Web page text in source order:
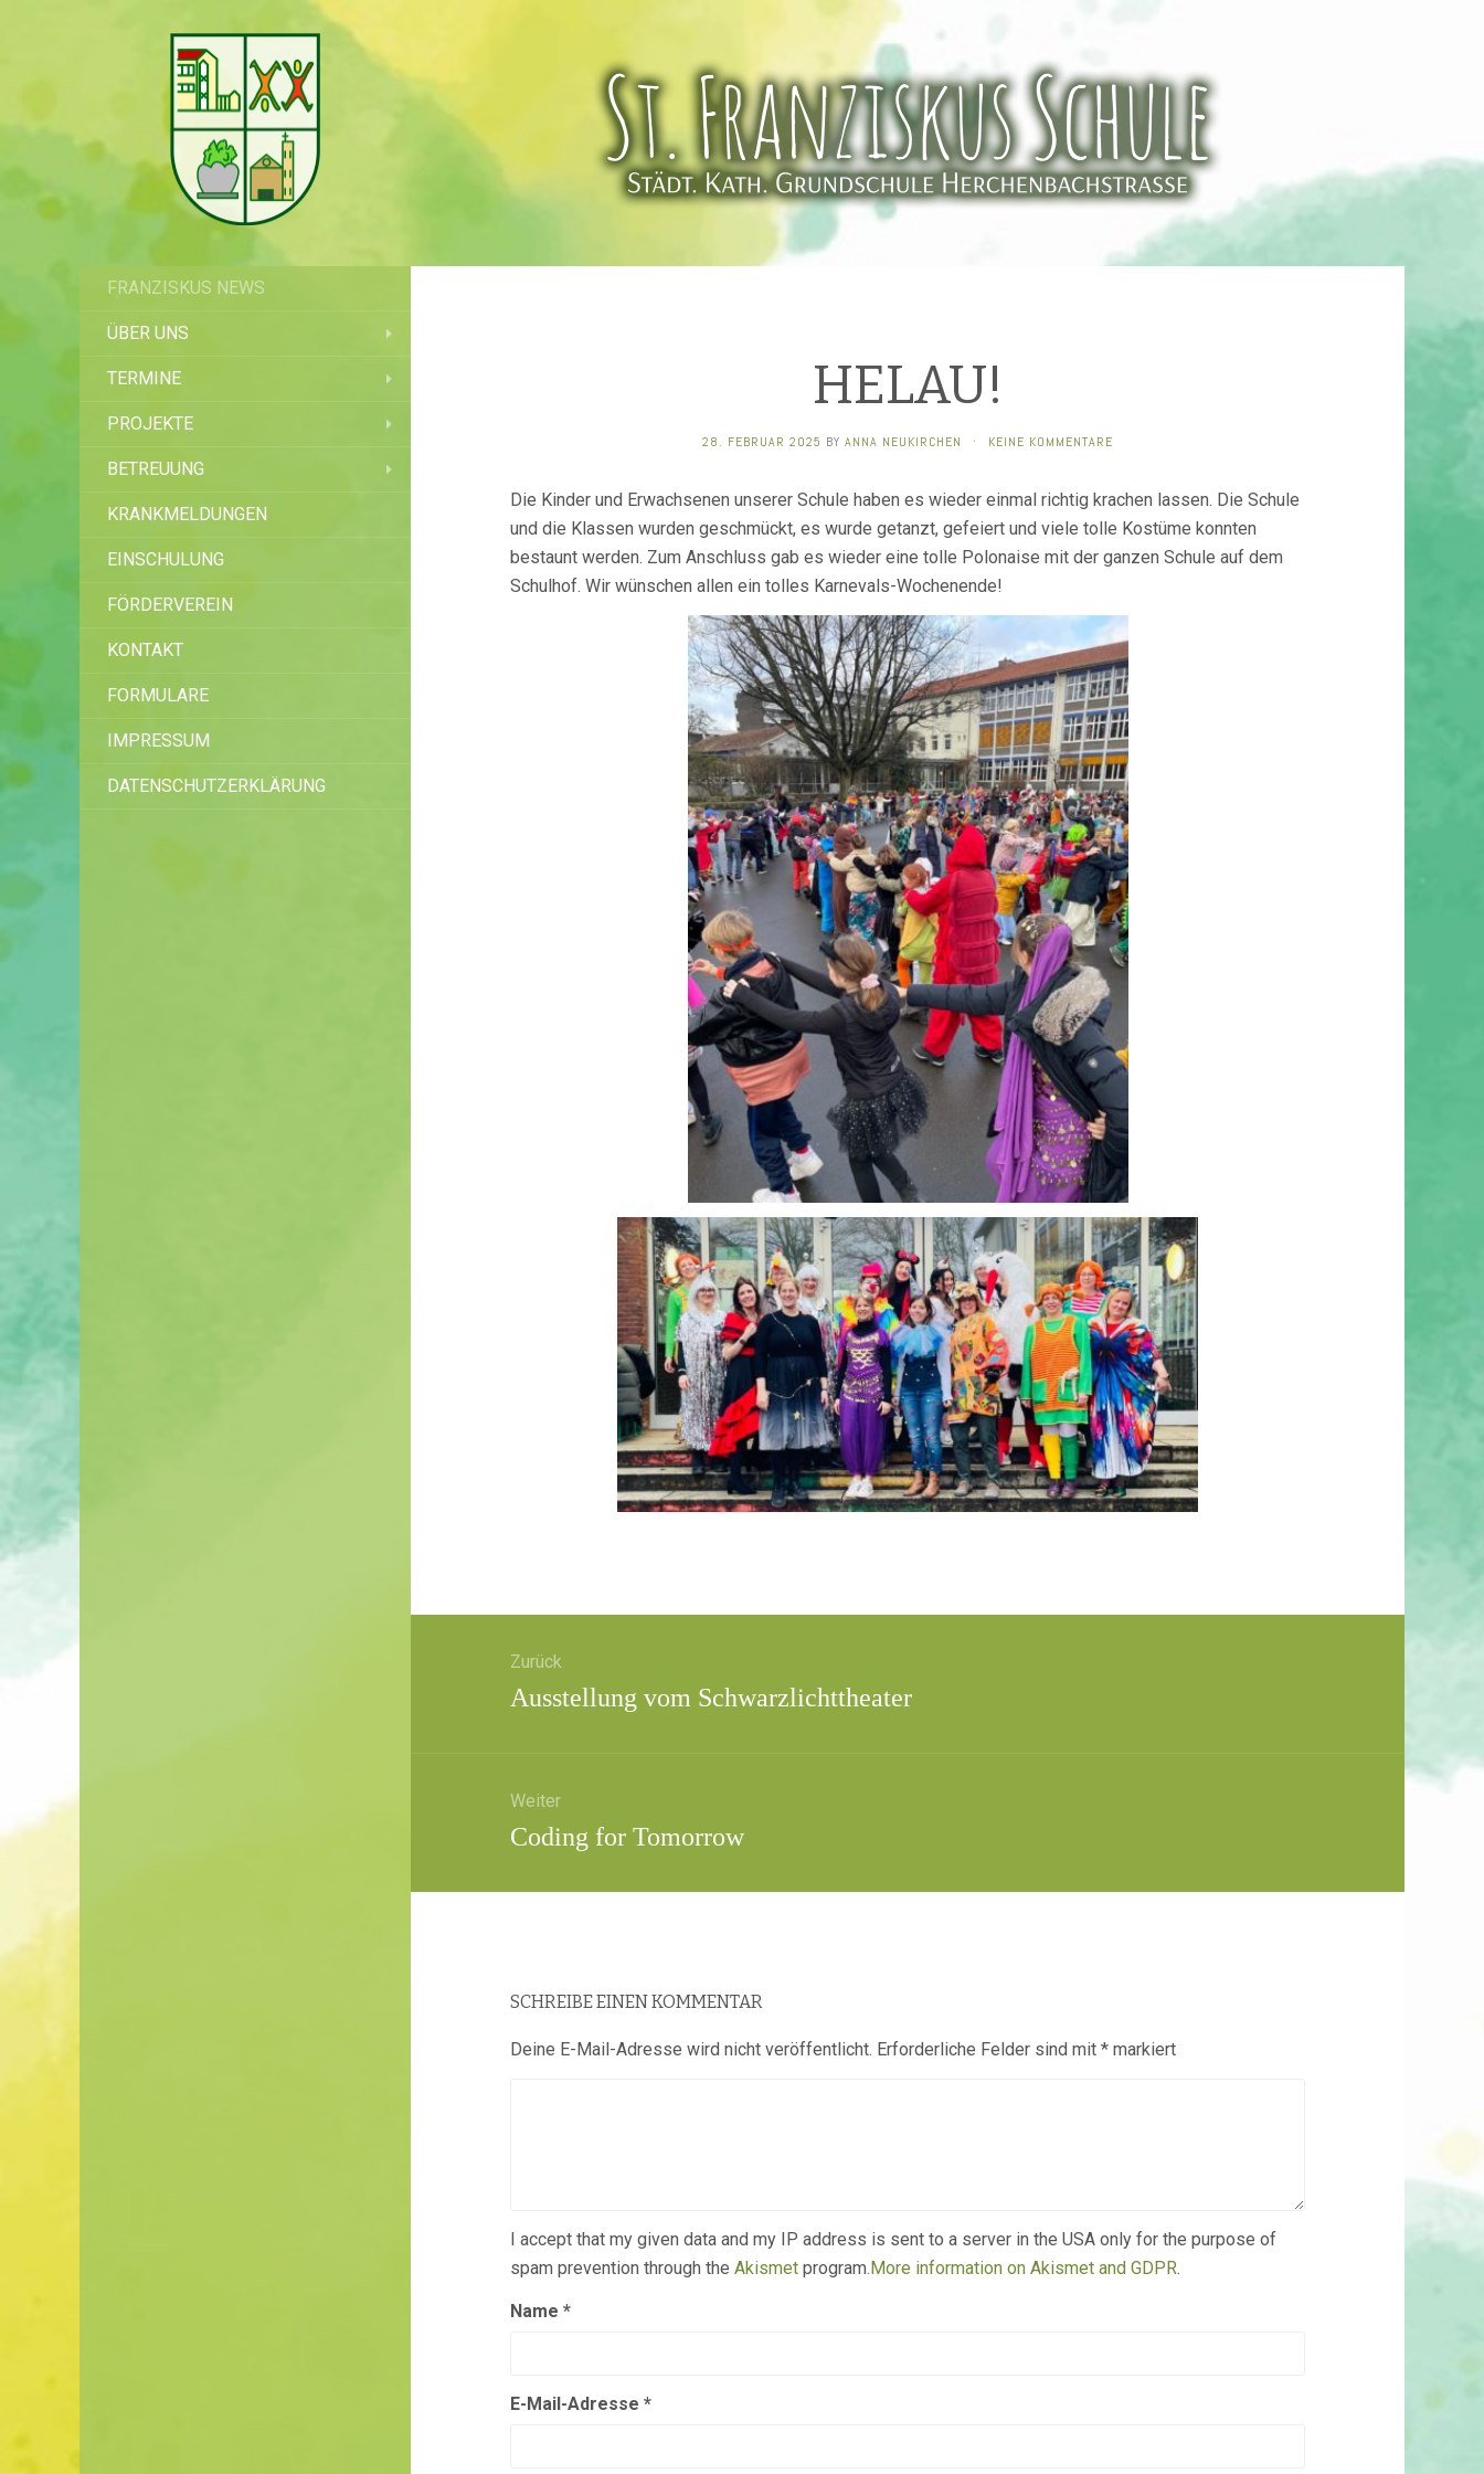
FRANZISKUS NEWS
ÜBER UNS
TERMINE
PROJEKTE
BETREUUNG
KRANKMELDUNGEN
EINSCHULUNG
FÖRDERVEREIN
KONTAKT
FORMULARE
IMPRESSUM
DATENSCHUTZERKLÄRUNG
HELAU!
28. FEBRUAR 2025 BY ANNA NEUKIRCHEN · KEINE KOMMENTARE
Die Kinder und Erwachsenen unserer Schule haben es wieder einmal richtig krachen lassen. Die Schule
und die Klassen wurden geschmückt, es wurde getanzt, gefeiert und viele tolle Kostüme konnten
bestaunt werden. Zum Anschluss gab es wieder eine tolle Polonaise mit der ganzen Schule auf dem
Schulhof. Wir wünschen allen ein tolles Karnevals-Wochenende!
Zurück
Vorheriger
Ausstellung vom Schwarzlichttheater
Weiter
Nächster
Coding for Tomorrow
SCHREIBE EINEN KOMMENTAR
Deine E-Mail-Adresse wird nicht veröffentlicht. Erforderliche Felder sind mit * markiert
I accept that my given data and my IP address is sent to a server in the USA only for the purpose of
spam prevention through the Akismet program.More information on Akismet and GDPR.
Name *
E-Mail-Adresse *